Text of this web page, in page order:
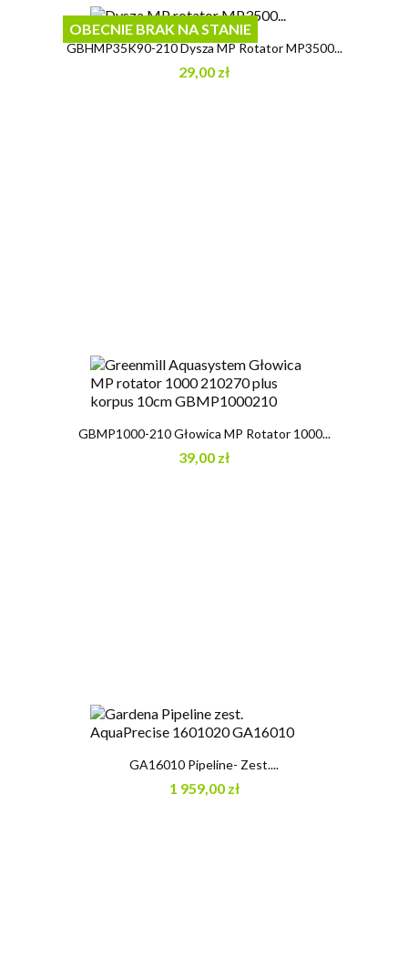
GBHMP35K90-210 Dysza MP Rotator MP3500...
29,00 zł
OBECNIE BRAK NA STANIE
GBMP1000-210 Głowica MP Rotator 1000...
39,00 zł
GA16010 Pipeline- Zest....
1 959,00 zł